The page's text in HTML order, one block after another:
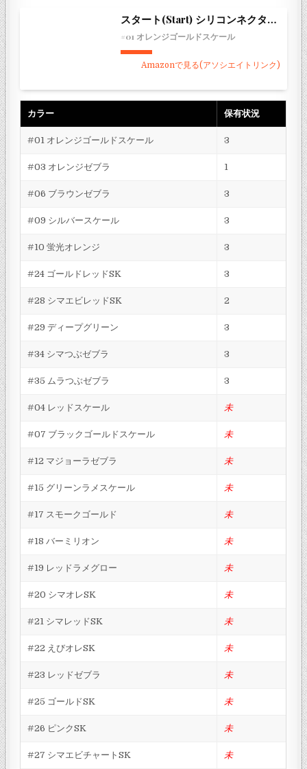
スタート(Start) シリコンネクタイ マジカーリー
#01 オレンジゴールドスケール
Amazonで見る(アソシエイトリンク)
カラー 保有状況
#01 オレンジゴールドスケール 3
#03 オレンジゼブラ 1
#06 ブラウンゼブラ 3
#09 シルバースケール 3
#10 蛍光オレンジ 3
#24 ゴールドレッドSK 3
#28 シマエビレッドSK 2
#29 ディープグリーン 3
#34 シマつぶゼブラ 3
#35 ムラつぶゼブラ 3
#04 レッドスケール 未
#07 ブラックゴールドスケール 未
#12 マジョーラゼブラ 未
#15 グリーンラメスケール 未
#17 スモークゴールド 未
#18 バーミリオン 未
#19 レッドラメグロー 未
#20 シマオレSK 未
#21 シマレッドSK 未
#22 えびオレSK 未
#23 レッドゼブラ 未
#25 ゴールドSK 未
#26 ピンクSK 未
#27 シマエビチャートSK 未